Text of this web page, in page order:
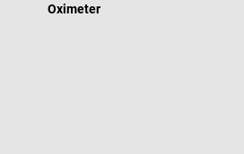
Oximeter